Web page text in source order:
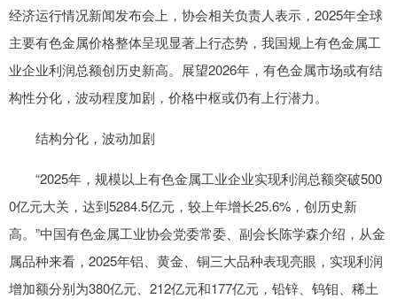
经济运行情况新闻发布会上，协会相关负责人表示，2025年全球
主要有色金属价格整体呈现显著上行态势，我国规上有色金属工
业企业利润总额创历史新高。展望2026年，有色金属市场或有结
构性分化，波动程度加剧，价格中枢或仍有上行潜力。
结构分化，波动加剧
“2025年，规模以上有色金属工业企业实现利润总额突破500
0亿元大关，达到5284.5亿元，较上年增长25.6%，创历史新
高。”中国有色金属工业协会党委常委、副会长陈学森介绍，从金
属品种来看，2025年铝、黄金、铜三大品种表现亮眼，实现利润
增加额分别为380亿元、212亿元和177亿元，铅锌、钨钼、稀土